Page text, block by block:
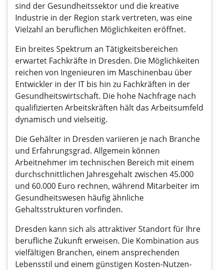
sind der Gesundheitssektor und die kreative
Industrie in der Region stark vertreten, was eine
Vielzahl an beruflichen Möglichkeiten eröffnet.
Ein breites Spektrum an Tätigkeitsbereichen
erwartet Fachkräfte in Dresden. Die Möglichkeiten
reichen von Ingenieuren im Maschinenbau über
Entwickler in der IT bis hin zu Fachkräften in der
Gesundheitswirtschaft. Die hohe Nachfrage nach
qualifizierten Arbeitskräften hält das Arbeitsumfeld
dynamisch und vielseitig.
Die Gehälter in Dresden variieren je nach Branche
und Erfahrungsgrad. Allgemein können
Arbeitnehmer im technischen Bereich mit einem
durchschnittlichen Jahresgehalt zwischen 45.000
und 60.000 Euro rechnen, während Mitarbeiter im
Gesundheitswesen häufig ähnliche
Gehaltsstrukturen vorfinden.
Dresden kann sich als attraktiver Standort für Ihre
berufliche Zukunft erweisen. Die Kombination aus
vielfältigen Branchen, einem ansprechenden
Lebensstil und einem günstigen Kosten-Nutzen-